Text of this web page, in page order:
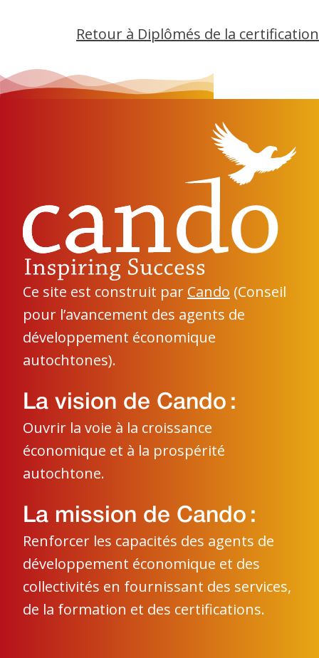
Retour à Diplômés de la certification
Ce site est construit par Cando (Conseil
pour l’avancement des agents de
développement économique
autochtones).
La vision de Cando :
Ouvrir la voie à la croissance
économique et à la prospérité
autochtone.
La mission de Cando :
Renforcer les capacités des agents de
développement économique et des
collectivités en fournissant des services,
de la formation et des certifications.